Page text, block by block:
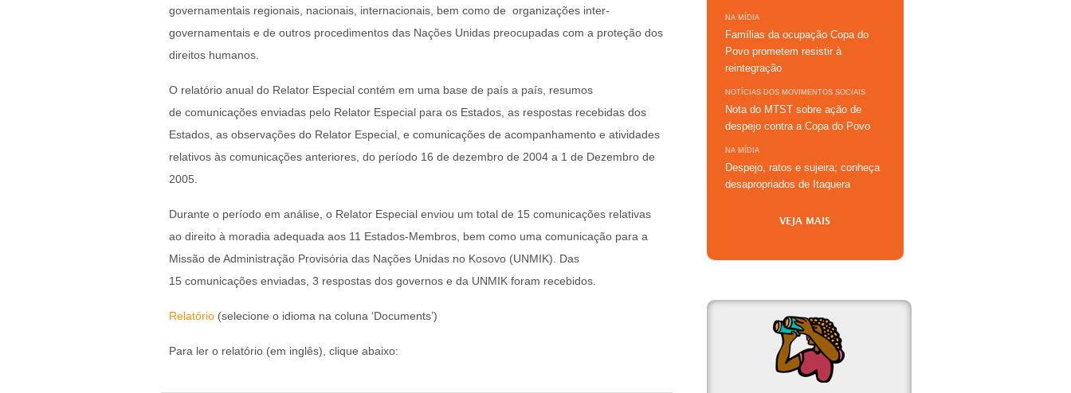
governamentais regionais, nacionais, internacionais, bem como de organizações inter-
governamentais e de outros procedimentos das Nações Unidas preocupadas com a proteção dos
direitos humanos.
O relatório anual do Relator Especial contém em uma base de país a país, resumos
de comunicações enviadas pelo Relator Especial para os Estados, as respostas recebidas dos
Estados, as observações do Relator Especial, e comunicações de acompanhamento e atividades
relativos às comunicações anteriores, do período 16 de dezembro de 2004 a 1 de Dezembro de
2005.
Durante o período em análise, o Relator Especial enviou um total de 15 comunicações relativas
ao direito à moradia adequada aos 11 Estados-Membros, bem como uma comunicação para a
Missão de Administração Provisória das Nações Unidas no Kosovo (UNMIK). Das
15 comunicações enviadas, 3 respostas dos governos e da UNMIK foram recebidos.
Relatório (selecione o idioma na coluna ‘Documents’)
Para ler o relatório (em inglês), clique abaixo:
NA MÍDIA
Famílias da ocupação Copa do
Povo prometem resistir à
reintegração
NOTÍCIAS DOS MOVIMENTOS SOCIAIS
Nota do MTST sobre ação de
despejo contra a Copa do Povo
NA MÍDIA
Despejo, ratos e sujeira; conheça
desapropriados de Itaquera
VEJA MAIS